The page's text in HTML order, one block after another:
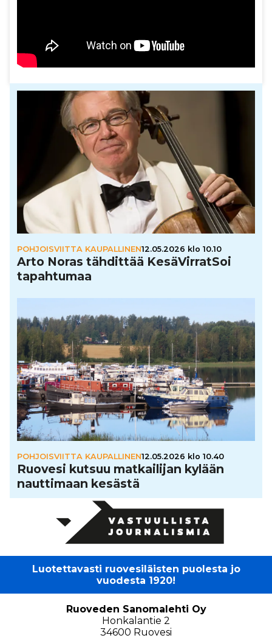
POHJOISVIITTA KAUPALLINEN12.05.2026 klo 10.10
Arto Noras tähdittää Kesä­Vir­rat­Soi
tapah­tu­maa
POHJOISVIITTA KAUPALLINEN12.05.2026 klo 10.40
Ruovesi kutsuu mat­kai­li­jan kylään
naut­ti­maan kesästä
Luotettavasti ruovesiläisten puolesta jo
vuodesta 1920!
Ruoveden Sanomalehti Oy
Honkalantie 2
34600 Ruovesi